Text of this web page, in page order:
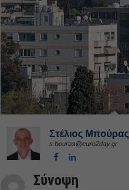
Στέλιος Μπούρας
s.bouras@euro2day.gr
Σύνοψη